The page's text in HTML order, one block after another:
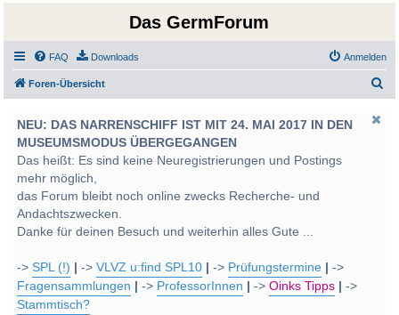
Das GermForum
FAQ Downloads Anmelden
Foren-Übersicht
NEU: DAS NARRENSCHIFF IST MIT 24. MAI 2017 IN DEN
MUSEUMSMODUS ÜBERGEGANGEN
Das heißt: Es sind keine Neuregistrierungen und Postings
mehr möglich,
das Forum bleibt noch online zwecks Recherche- und
Andachtszwecken.
Danke für deinen Besuch und weiterhin alles Gute ...
->SPL (!) ->VLVZ u:find SPL10 -> Prüfungstermine
->
Fragensammlungen
-> ProfessorInnen ->Oinks Tipps
->
Stammtisch?